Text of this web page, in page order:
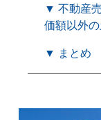
▼ 不動産
価額以外
▼ まとめ